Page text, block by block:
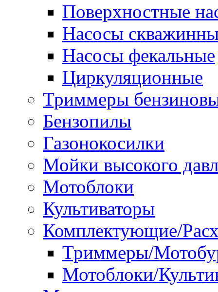
Поверхностные
Насосы
Насосы фекальные
Циркуляционные
Триммеры
Бензопилы
Газонокосилки
Мойки высокого
Мотоблоки
Культиваторы
Комплектующие/
Триммеры/
Мотоблоки/